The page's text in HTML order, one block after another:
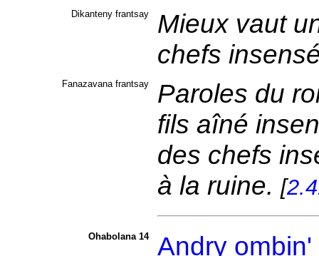
Dikanteny frantsay
Mieux vaut
chefs
Fanazavana frantsay
Paroles du
fils aîné
des chefs
à la ruine. [
Ohabolana 14 Andry ombin'